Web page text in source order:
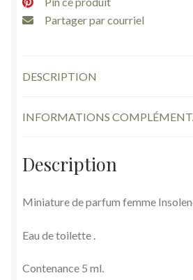
5
Partager par courriel
DESCRIPTION
INFORMATIONS
Description
Miniature de parfum femme
Eau de toilette .
Contenance 5 ml.